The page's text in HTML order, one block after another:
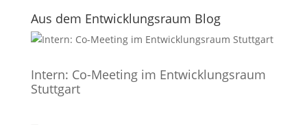
Aus dem Entwicklungsraum Blog
Intern: Co-Meeting im Entwicklungsraum
Stuttgart